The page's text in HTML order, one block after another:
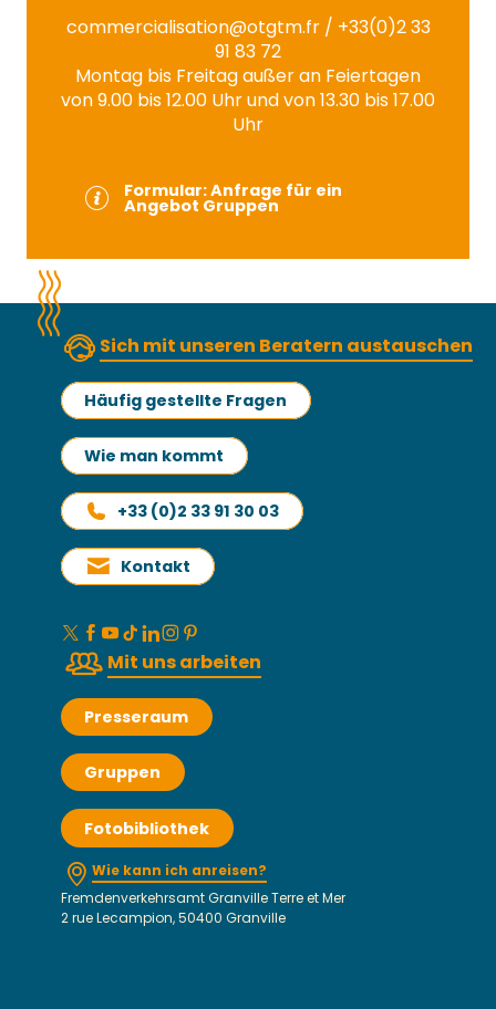
commercialisation@otgtm.fr/ +33(0)2 33
91 83 72
Montag bis Freitag außer an Feiertagen
von 9.00 bis 12.00 Uhr und von 13.30 bis 17.00
Uhr
Formular: Anfrage für ein
Angebot Gruppen
Sich mit unseren Beratern austauschen
Häufig gestellte Fragen
Wie man kommt
+33 (0)2 33 91 30 03
Kontakt
Mit uns arbeiten
Presseraum
Gruppen
Fotobibliothek
Wie kann ich anreisen?
Fremdenverkehrsamt Granville Terre et Mer
2 rue Lecampion, 50400 Granville